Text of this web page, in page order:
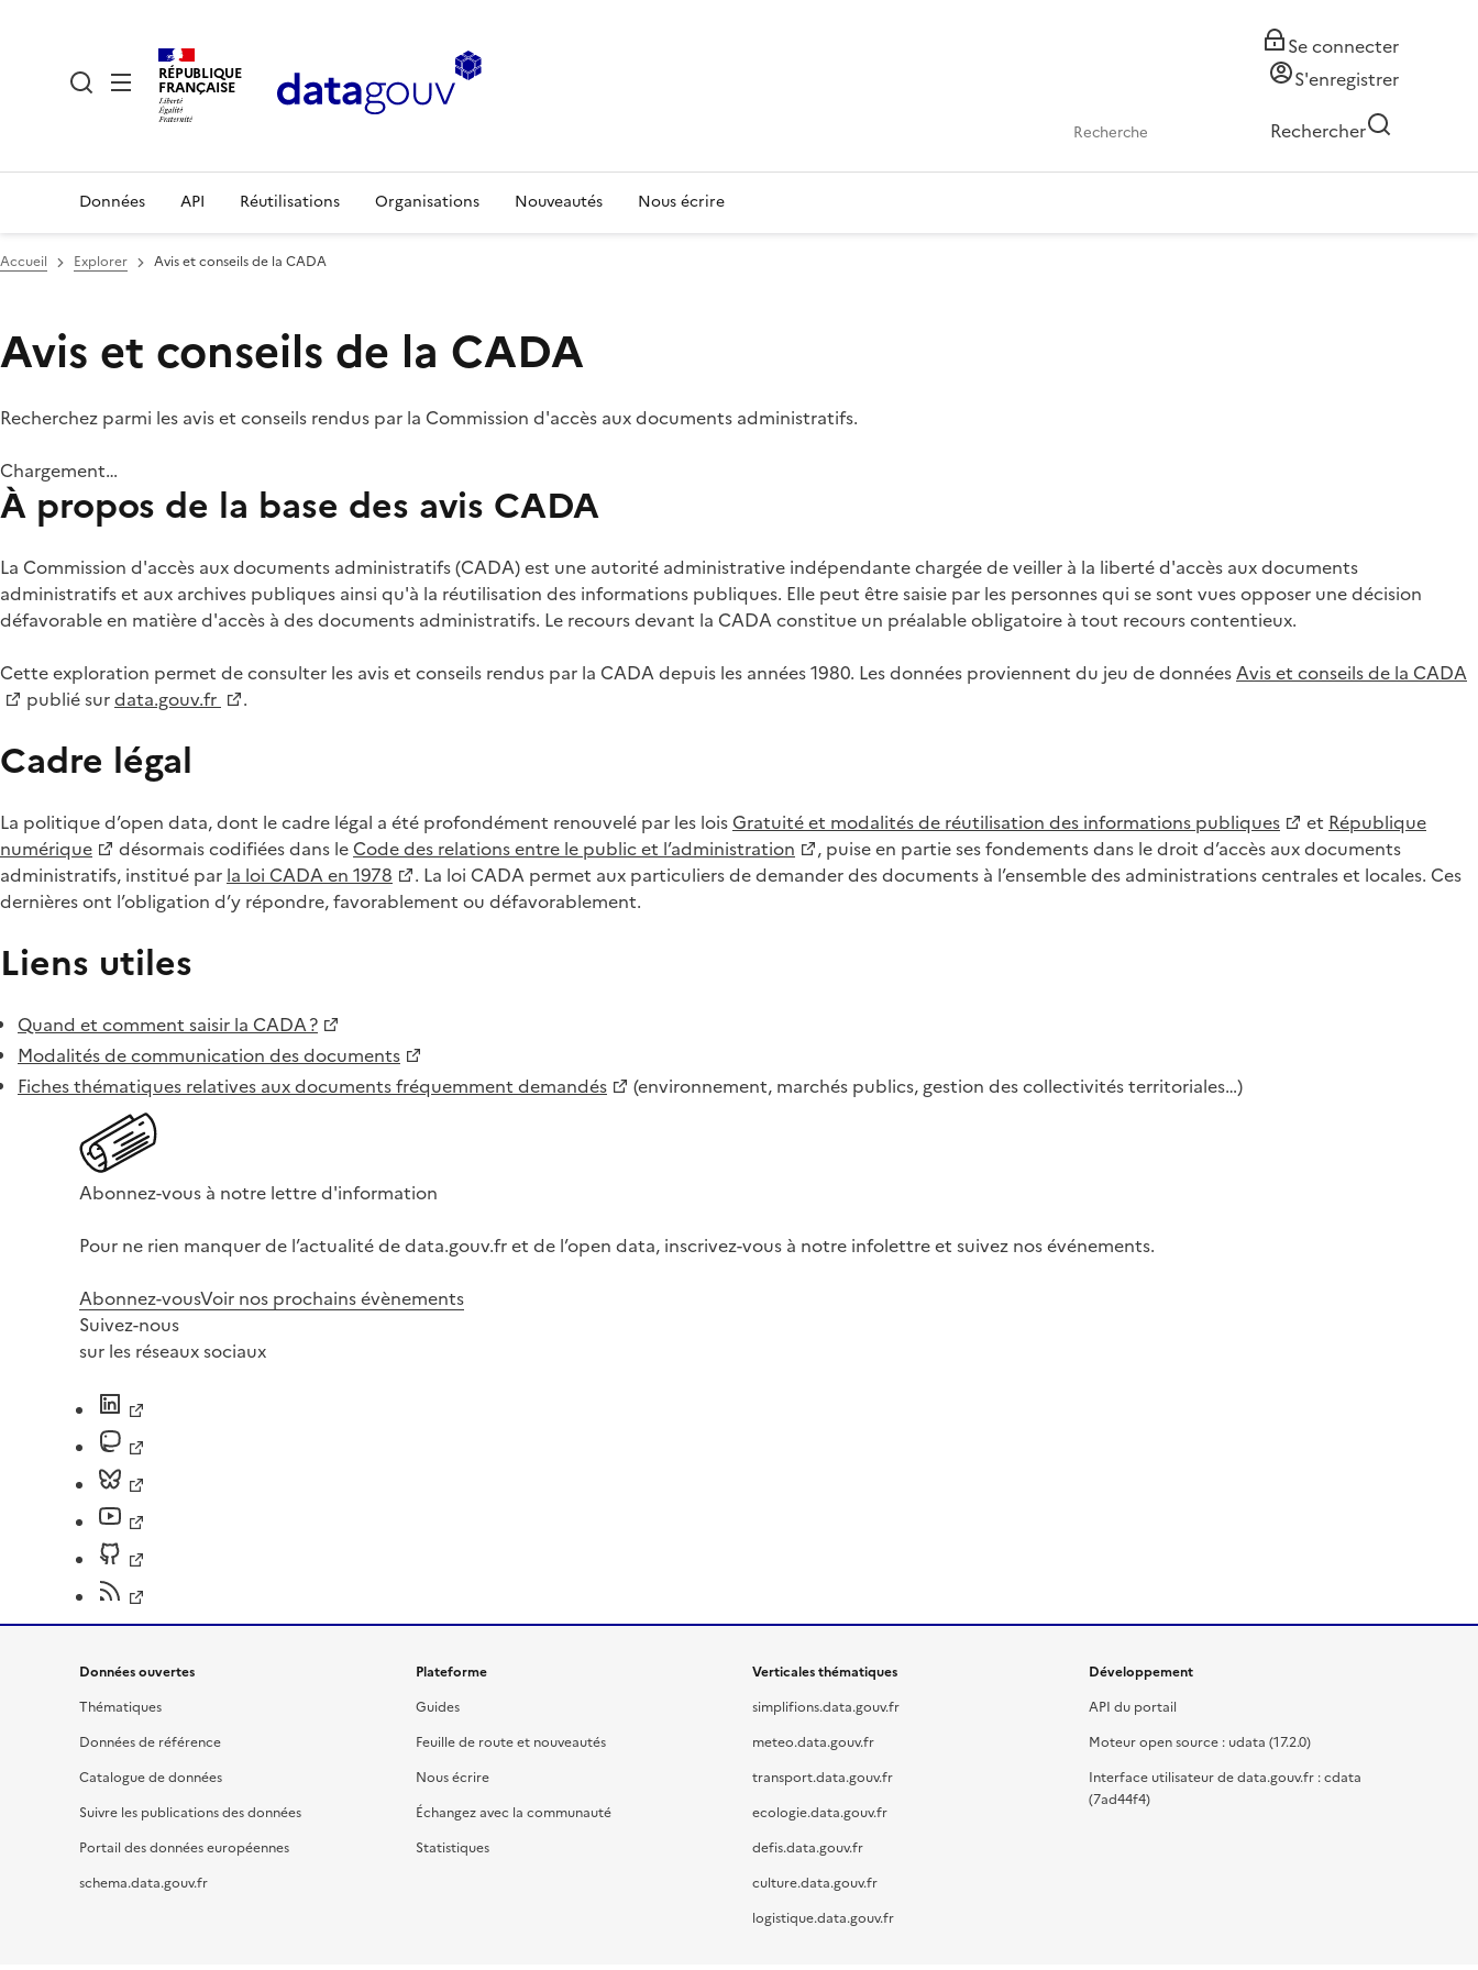
RÉPUBLIQUE
FRANÇAISE
Se connecter
S'enregistrer
Rechercher
Données API Réutilisations Organisations Nouveautés Nous écrire
Accueil Explorer Avis et conseils de la CADA
Avis et conseils de la CADA
Recherchez parmi les avis et conseils rendus par la Commission d'accès aux documents administratifs.
Chargement…
À propos de la base des avis CADA
La Commission d'accès aux documents administratifs (CADA) est une autorité administrative indépendante chargée de veiller à la liberté d'accès aux documents
administratifs et aux archives publiques ainsi qu'à la réutilisation des informations publiques. Elle peut être saisie par les personnes qui se sont vues opposer une décision
défavorable en matière d'accès à des documents administratifs. Le recours devant la CADA constitue un préalable obligatoire à tout recours contentieux.
Cette exploration permet de consulter les avis et conseils rendus par la CADA depuis les années 1980. Les données proviennent du jeu de donnéesAvis et conseils de la CADA
publié surdata.gouv.fr .
Cadre légal
La politique d’open data, dont le cadre légal a été profondément renouvelé par les loisGratuité et modalités de réutilisation des informations publiques et République
numérique
désormais codifiées dans le Code des relations entre le public et l’administration
, puise en partie ses fondements dans le droit d’accès aux documents
administratifs, institué par la loi CADA en 1978
. La loi CADA permet aux particuliers de demander des documents à l’ensemble des administrations centrales et locales. Ces
dernières ont l’obligation d’y répondre, favorablement ou défavorablement.
Liens utiles
Quand et comment saisir la CADA ?
Modalités de communication des documents
Fiches thématiques relatives aux documents fréquemment demandés
(environnement, marchés publics, gestion des collectivités territoriales…)
Abonnez-vous à notre lettre d'information
Pour ne rien manquer de l’actualité de data.gouv.fr et de l’open data, inscrivez-vous à notre infolettre et suivez nos événements.
Abonnez-vousVoir nos prochains évènements
Suivez-nous
sur les réseaux sociaux
Données ouvertes
Thématiques
Données de référence
Catalogue de données
Suivre les publications des données
Portail des données européennes
schema.data.gouv.fr
Plateforme
Guides
Feuille de route et nouveautés
Nous écrire
Échangez avec la communauté
Statistiques
Verticales thématiques
simplifions.data.gouv.fr
meteo.data.gouv.fr
transport.data.gouv.fr
ecologie.data.gouv.fr
defis.data.gouv.fr
culture.data.gouv.fr
logistique.data.gouv.fr
Développement
API du portail
Moteur open source : udata (17.2.0)
Interface utilisateur de data.gouv.fr : cdata
(7ad44f4)